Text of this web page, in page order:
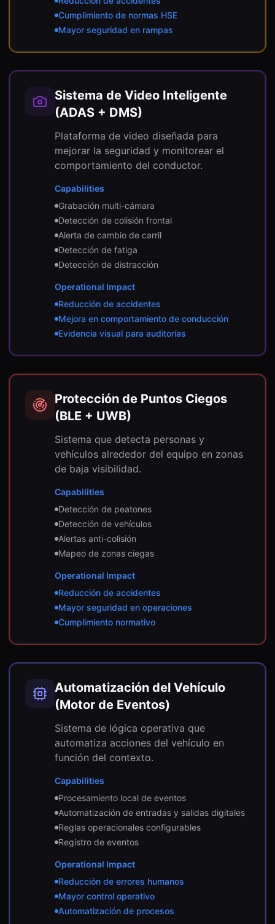
Cumplimiento de normas HSE
Mayor seguridad en rampas
Sistema de Video Inteligente
(ADAS + DMS)
Plataforma de video diseñada para
mejorar la seguridad y monitorear el
comportamiento del conductor.
Capabilities
Grabación multi-cámara
Detección de colisión frontal
Alerta de cambio de carril
Detección de fatiga
Detección de distracción
Operational Impact
Reducción de accidentes
Mejora en comportamiento de conducción
Evidencia visual para auditorías
Protección de Puntos Ciegos
(BLE + UWB)
Sistema que detecta personas y
vehículos alrededor del equipo en zonas
de baja visibilidad.
Capabilities
Detección de peatones
Detección de vehículos
Alertas anti-colisión
Mapeo de zonas ciegas
Operational Impact
Reducción de accidentes
Mayor seguridad en operaciones
Cumplimiento normativo
Automatización del Vehículo
(Motor de Eventos)
Sistema de lógica operativa que
automatiza acciones del vehículo en
función del contexto.
Capabilities
Procesamiento local de eventos
Automatización de entradas y salidas digitales
Reglas operacionales configurables
Registro de eventos
Operational Impact
Reducción de errores humanos
Mayor control operativo
Automatización de procesos